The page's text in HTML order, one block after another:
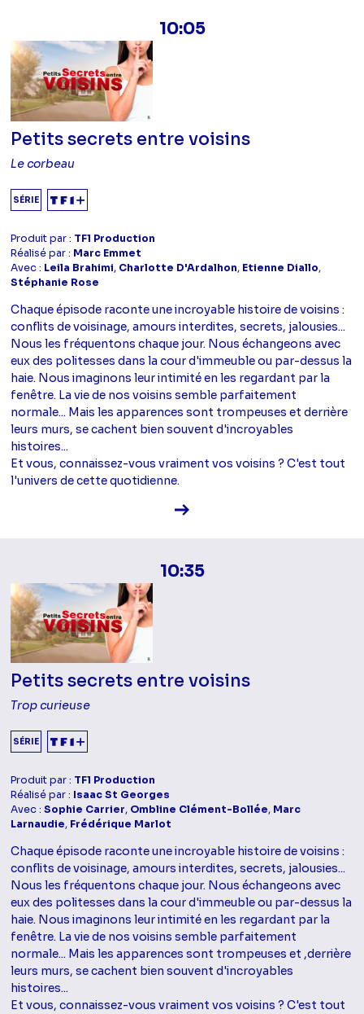
10:05
Petits secrets entre voisins
Le corbeau
SÉRIE
Produit par : TF1 Production
Réalisé par : Marc Emmet
Avec : Leila Brahimi, Charlotte D'Ardalhon, Etienne Diallo,
Stéphanie Rose
Chaque épisode raconte une incroyable histoire de voisins :
conflits de voisinage, amours interdites, secrets, jalousies...
Nous les fréquentons chaque jour. Nous échangeons avec
eux des politesses dans la cour d'immeuble ou par-dessus la
haie. Nous imaginons leur intimité en les regardant par la
fenêtre. La vie de nos voisins semble parfaitement
normale... Mais les apparences sont trompeuses et derrière
leurs murs, se cachent bien souvent d'incroyables
histoires...
Et vous, connaissez-vous vraiment vos voisins ? C'est tout
l'univers de cette quotidienne.
Voir la fiche diffusion
10:35
Petits secrets entre voisins
Trop curieuse
SÉRIE
Produit par : TF1 Production
Réalisé par : Isaac St Georges
Avec :Sophie Carrier, Ombline Clément-Bollée, Marc
Larnaudie, Frédérique Marlot
Chaque épisode raconte une incroyable histoire de voisins :
conflits de voisinage, amours interdites, secrets, jalousies...
Nous les fréquentons chaque jour. Nous échangeons avec
eux des politesses dans la cour d'immeuble ou par-dessus la
haie. Nous imaginons leur intimité en les regardant par la
fenêtre. La vie de nos voisins semble parfaitement
normale... Mais les apparences sont trompeuses et ,derrière
leurs murs, se cachent bien souvent d'incroyables
histoires...
Et vous, connaissez-vous vraiment vos voisins ? C'est tout